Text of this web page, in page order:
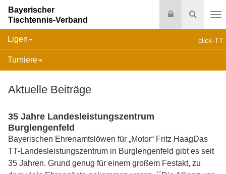
Suche
Login
Bayerischer
Tischtennis-Verband
click-TT
Ligen
Turniere
Aktuelle Beiträge
35 Jahre Landesleistungszentrum
Burglengenfeld
Bayerischen Ehrenamtslöwen für „Motor“ Fritz HaagDas
TT-Landesleistungszentrum in Burglengenfeld gibt es seit
35 Jahren. Grund genug für einem großem Festakt, zu